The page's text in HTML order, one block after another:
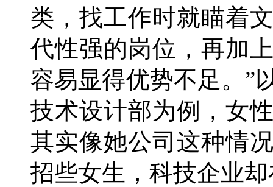
类，找工作时就瞄着
代性强的岗位，再加
容易显得优势不足。”
技术设计部为例，女
其实像她公司这种情
招些女生，科技企业